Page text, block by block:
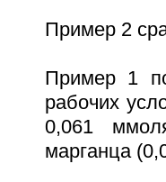
Пример 2
Пример 1
рабочих
0,061
марганца